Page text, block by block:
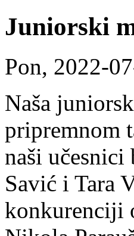
Juniorski
Pon, 2022-
Naša
pripremnom
naši
Savić i Tara
konkurenciji